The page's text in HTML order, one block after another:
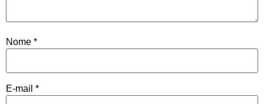
Nome *
E-mail *